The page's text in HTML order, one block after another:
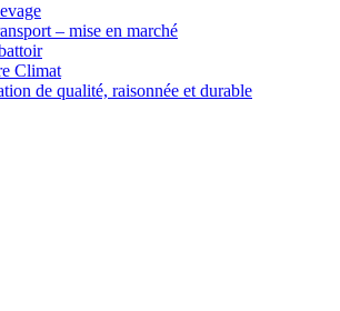
– mise en marché
Climat
de qualité, raisonnée et durable